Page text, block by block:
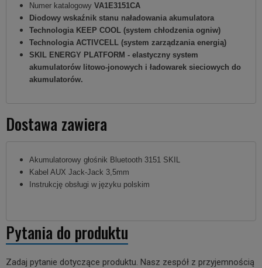
Numer katalogowy VA1E3151CA
Diodowy wskaźnik stanu naładowania akumulatora
Technologia KEEP COOL (system chłodzenia ogniw)
Technologia ACTIVCELL (system zarządzania energią)
SKIL ENERGY PLATFORM - elastyczny system
akumulatorów litowo-jonowych i ładowarek sieciowych do
akumulatorów.
Dostawa zawiera
Akumulatorowy głośnik Bluetooth 3151 SKIL
Kabel AUX Jack-Jack 3,5mm
Instrukcję obsługi w języku polskim
Pytania do produktu
Zadaj pytanie dotyczące produktu. Nasz zespół z przyjemnością